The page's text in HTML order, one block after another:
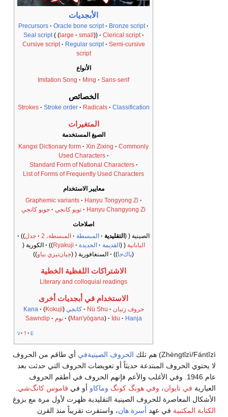
الأبجديات
Precursors Oracle bone script
Bronze script
Seal script
large small
Clerical script
Cursive script
Regular script
Semi-cursive
script
الأنواع
Imitation Song
Ming Sans-serif
الخصائص
Strokes Stroke order Radicals Classification
المتغيرات
الصيغ المستخدمة
Kangxi Dictionary form
Xin Zixing
Commonly
Used Characters
Standard Form of National Characters
List of Forms of Frequently Used Characters
معايير الاستخدام
Graphemic variants
Hanyu Tongyong Zi
Hanyu Changyong Zi
تويو كانجي جويو كانجي
اصلاحات
الصينية
التقليدية المبسطة المبسطة، 2
جدل
اليابانية
القديمة الجديدة Ryakuji
الكورية
ياك‌جا
السنغافورية جيان‌تيزي بياو
الاشتراكات اللفظية الخطية
Literary and colloquial readings
الاستخدام في أبجديات أخرى
حروف زتيان Nü Shu كانجي (
Kokuji
)
Kana
(Man'yōgana) Idu Hanja نوم Sawndip
v t e
Zhèngtǐzì/Fántĭzì) هم تلك الحروف الصينيةفي أي طاقم من الحروف
لا يحتوي الحروف المبتدعة حديثاً أو تعويضات الحروف التي حدثت بعد
عام 1946. وفي الأغلب والأعم فإنهم الحروف في أطقم الحروف
العيارية في تايوان، وفي هونگ كونگ وماكاو أو في قاموس كانگ‌شي
الأشكال المعاصرة للحروف الصينية التقليدية ظهرت لأول مرة مع بزوغ
الكتابة المكتبية في عهد أسرة هان، واستقرت تقريباً منذ القرن